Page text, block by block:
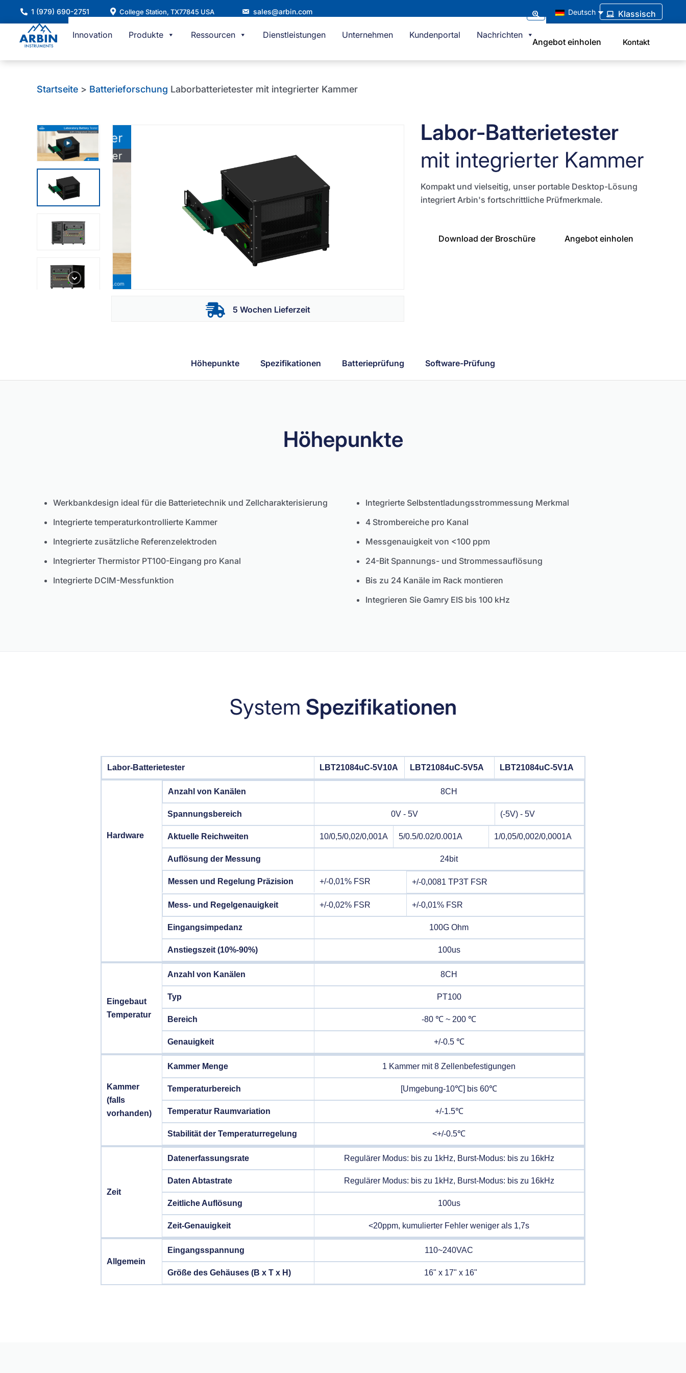
springen
1 (979) 690-2751 College Station, TX77845 USA sales@arbin.com Deutsch Klassisch
Innovation Produkte Ressourcen Dienstleistungen Unternehmen Kundenportal Nachrichten
Angebot einholen Kontakt
Startseite > Batterieforschung Laborbatterietester mit integrierter Kammer
5 Wochen Lieferzeit
Labor-Batterietester
mit integrierter Kammer
Kompakt und vielseitig, unser portable Desktop-Lösung
integriert Arbin's fortschrittliche Prüfmerkmale.
Download der Broschüre Angebot einholen
Höhepunkte Spezifikationen Batterieprüfung Software-Prüfung
Höhepunkte
Werkbankdesign ideal für die Batterietechnik und Zellcharakterisierung
Integrierte temperaturkontrollierte Kammer
Integrierte zusätzliche Referenzelektroden
Integrierter Thermistor PT100-Eingang pro Kanal
Integrierte DCIM-Messfunktion
Integrierte Selbstentladungsstrommessung Merkmal
4 Strombereiche pro Kanal
Messgenauigkeit von <100 ppm
24-Bit Spannungs- und Strommessauflösung
Bis zu 24 Kanäle im Rack montieren
Integrieren Sie Gamry EIS bis 100 kHz
System Spezifikationen
Labor-Batterietester LBT21084uC-5V10A LBT21084uC-5V5A LBT21084uC-5V1A
Hardware
Anzahl von Kanälen 8CH
Spannungsbereich 0V - 5V (-5V) - 5V
Aktuelle Reichweiten 10/0,5/0,02/0,001A 5/0.5/0.02/0.001A 1/0,05/0,002/0,0001A
Auflösung der Messung 24bit
Messen und Regelung Präzision +/-0,01% FSR +/-0,0081 TP3T FSR
Mess- und Regelgenauigkeit +/-0,02% FSR +/-0,01% FSR
Eingangsimpedanz 100G Ohm
Anstiegszeit (10%-90%) 100us
Eingebaut
Temperatur
Anzahl von Kanälen 8CH
Typ PT100
Bereich -80 ℃ ~ 200 ℃
Genauigkeit +/-0.5 ℃
Kammer
(falls
vorhanden)
Kammer Menge 1 Kammer mit 8 Zellenbefestigungen
Temperaturbereich [Umgebung-10℃] bis 60℃
Temperatur Raumvariation +/-1.5℃
Stabilität der Temperaturregelung <+/-0.5℃
Zeit
Datenerfassungsrate Regulärer Modus: bis zu 1kHz, Burst-Modus: bis zu 16kHz
Daten Abtastrate Regulärer Modus: bis zu 1kHz, Burst-Modus: bis zu 16kHz
Zeitliche Auflösung 100us
Zeit-Genauigkeit <20ppm, kumulierter Fehler weniger als 1,7s
Allgemein
Eingangsspannung 110~240VAC
Größe des Gehäuses (B x T x H) 16" x 17" x 16"